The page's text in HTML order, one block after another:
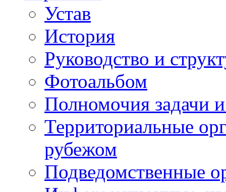
Устав
История
Руководство и
Фотоальбом
Полномочия задачи
Территориальные
рубежом
Подведомственные